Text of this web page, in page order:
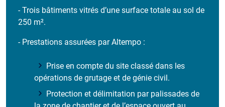
- Trois bâtiments vitrés d’une surface totale au sol de
250 m².
- Prestations assurées par Altempo :
Prise en compte du site classé dans les
opérations de grutage et de génie civil.
Protection et délimitation par palissades de